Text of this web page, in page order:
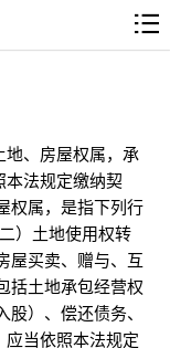
、房屋权属，承
本法规定缴纳契
属，是指下列行
土地使用权转
买卖、赠与、互
土地承包经营权
）、偿还债务、
当依照本法规定